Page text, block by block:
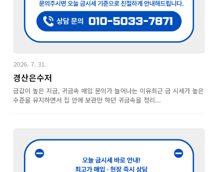
2026. 7. 31.
경산은수저
금값이 높은 지금, 귀금속 매입 문의가 늘어나는 이유최근 금 시세가 높은
수준을 유지하면서 집 안에 보관만 하던 귀금속을 정리...